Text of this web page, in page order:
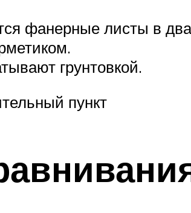
фанерные листы в
грунтовкой.
пункт